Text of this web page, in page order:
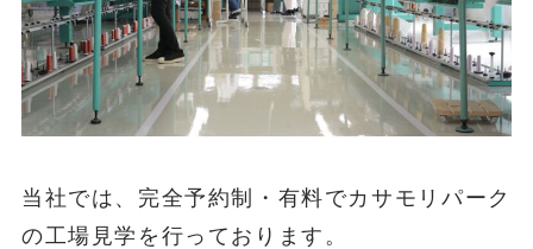
当社では、完全予約制・有料でカサモリパーク
の工場見学を行っております。